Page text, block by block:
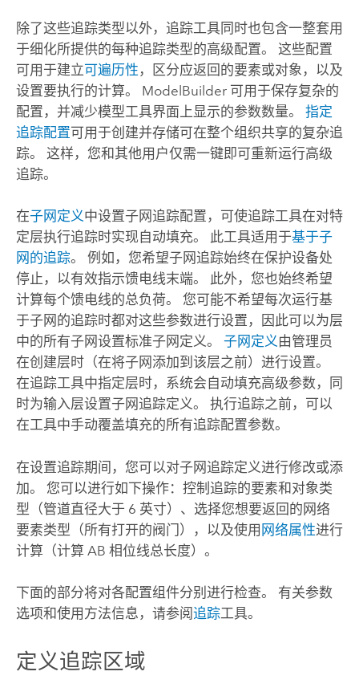
除了这些追踪类型以外， 追踪工具同时也包含一整套用
于细化所提供的每种追踪类型的高级配置。 这些配置
可用于建立可遍历性 ，区分应返回的要素或对象，以及
设置要执行的计算。 ModelBuilder 可用于保存复杂的
配置，并减少模型工具界面上显示的参数数量。 指定
追踪配置可用于创建并存储可在整个组织共享的复杂追
踪。 这样，您和其他用户仅需一键即可重新运行高级
追踪。
在子网定义中设置子网追踪配置，可使追踪工具在对特
定层执行追踪时实现自动填充。 此工具适用于基于子
网的追踪。 例如，您希望子网追踪始终在保护设备处
停止，以有效指示馈电线末端。 此外，您也始终希望
计算每个馈电线的总负荷。 您可能不希望每次运行基
于子网的追踪时都对这些参数进行设置，因此可以为层
中的所有子网设置标准子网定义。 子网定义由管理员
在创建层时（在将子网添加到该层之前）进行设置。
在追踪工具中指定层时，系统会自动填充高级参数，同
时为输入层设置子网追踪定义。 执行追踪之前，可以
在工具中手动覆盖填充的所有追踪配置参数。
在设置追踪期间，您可以对子网追踪定义进行修改或添
加。 您可以进行如下操作：控制追踪的要素和对象类
型（管道直径大于 6 英寸）、选择您想要返回的网络
要素类型（所有打开的阀门），以及使用 网络属性进行
计算（计算 AB 相位线总长度）。
下面的部分将对各配置组件分别进行检查。 有关参数
选项和使用方法信息，请参阅追踪工具。
定义追踪区域